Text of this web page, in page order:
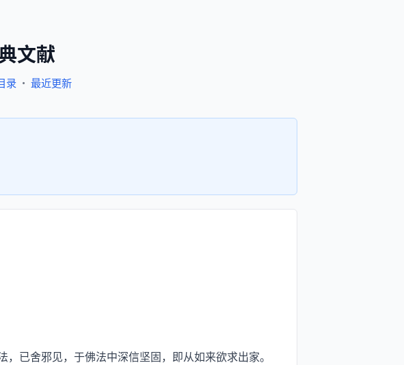
文献
录 · 最近更新
已舍邪见，于佛法中深信坚固，即从如来欲求出家。